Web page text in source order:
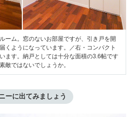
ーム。窓のないお部屋ですが、引き戸を開
くようになっています。／右・コンパクト
ます。納戸としては十分な面積の3.6帖です
敵ではないでしょうか。
ーに出てみましょう